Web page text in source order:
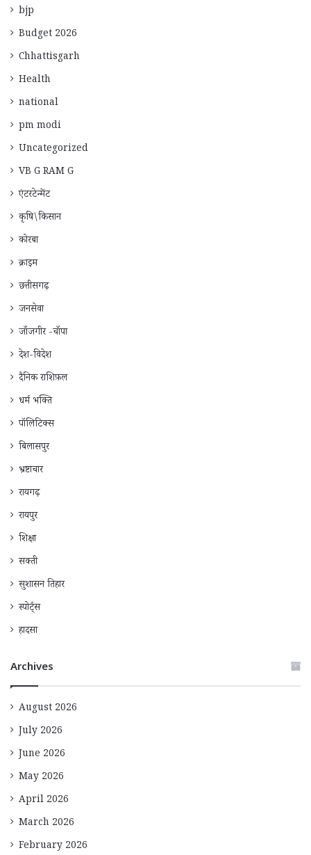
bjp
Budget 2026
Chhattisgarh
Health
national
pm modi
Uncategorized
VB G RAM G
एंटरटेन्मेंट
कृषि\किसान
कोरबा
क्राइम
छत्तीसगढ़
जनसेवा
जाँजगीर -चाँपा
देश-विदेश
दैनिक राशिफ़ल
धर्म भक्ति
पॉलिटिक्स
बिलासपुर
भ्रष्टाचार
रायगढ़
रायपुर
शिक्षा
सक्ती
सुशासन तिहार
स्पोर्ट्स
हादसा
Archives
August 2026
July 2026
June 2026
May 2026
April 2026
March 2026
February 2026